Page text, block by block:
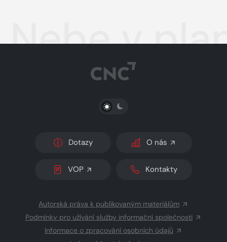
Nebe v
PŘEPNOUT SVĚTLÝ/TMAVÝ REŽIM
Dotazy O nás
VOP Kontakty
Autorská práva k publikovaným materiálům
Podmínky pro užívání služby informační společnosti
Informace o zpracování osobních údajů